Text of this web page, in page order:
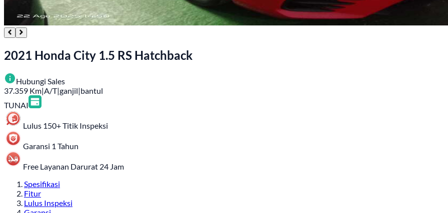
2021 Honda City 1.5 RS Hatchback
Hubungi Sales
37.359 Km|A/T|ganjil|bantul
TUNAI
Lulus 150+ Titik Inspeksi
Garansi 1 Tahun
Free Layanan Darurat 24 Jam
Spesifikasi
Fitur
Lulus Inspeksi